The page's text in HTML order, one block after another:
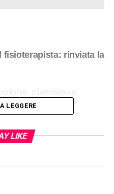
fisioterapista: rinviata la
LEGGERE
LIKE